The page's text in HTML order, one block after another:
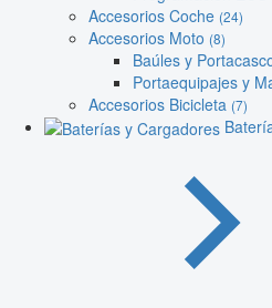
Accesorios Coche (24)
Accesorios Moto (8)
Baúles y
Portaequipajes y
Accesorios Bicicleta (7)